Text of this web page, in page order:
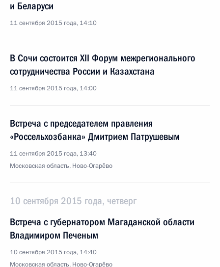
и Беларуси
11 сентября 2015 года, 14:10
В Сочи состоится XII Форум межрегионального
сотрудничества России и Казахстана
11 сентября 2015 года, 14:00
Встреча с председателем правления
«Россельхозбанка» Дмитрием Патрушевым
11 сентября 2015 года, 13:40
Московская область, Ново-Огарёво
10 сентября 2015 года, четверг
Встреча с губернатором Магаданской области
Владимиром Печеным
10 сентября 2015 года, 14:40
Московская область, Ново-Огарёво